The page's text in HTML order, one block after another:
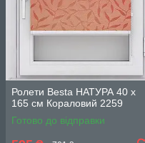
Ролети Besta НАТУРА 40 х
165 см Кораловий 2259
Готово до відправки